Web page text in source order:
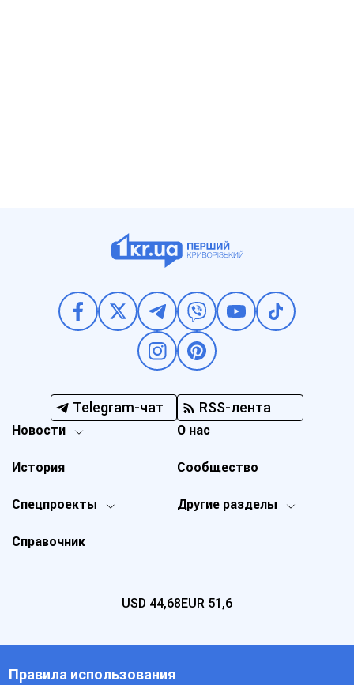
Telegram-чат RSS-лента
Новости
Спецпроекты Другие разделы
История
О нас
Справочник
Сообщество
USD 44,68EUR 51,6
Правила использования